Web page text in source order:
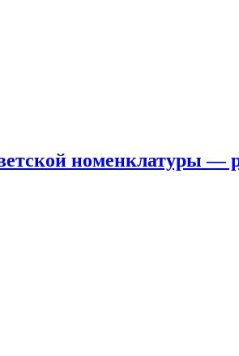
номенклатуры —